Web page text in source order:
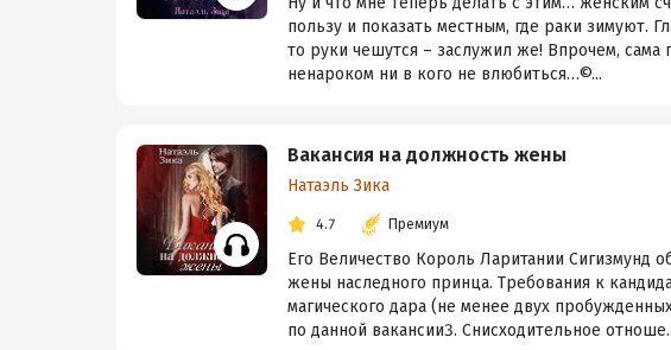
пользу и показать местным, где раки зимуют.
то руки чешутся – заслужил же! Впрочем,
ненароком ни в кого не влюбиться…©...
Вакансия на должность жены
Натаэль Зика
4.7 Премиум
Его Величество Король Ларитании Сигизмунд
жены наследного принца. Требования к
магического дара (не менее двух
по данной вакансии3. Снисходительное